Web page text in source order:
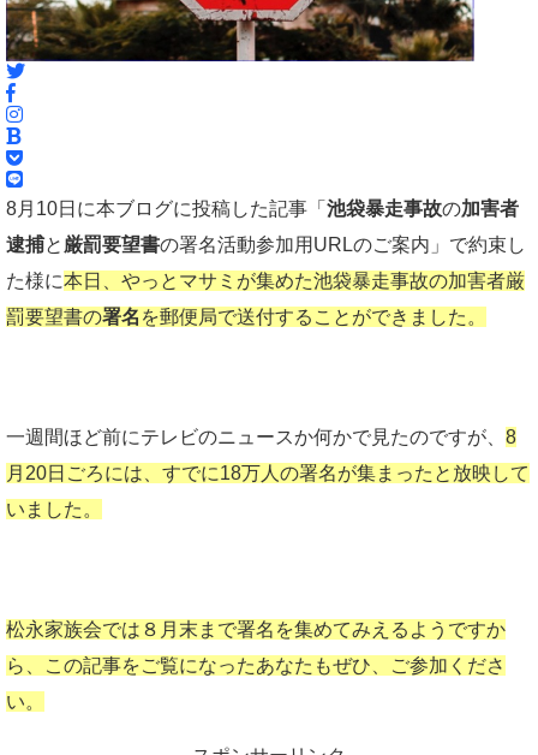
8月10日に本ブログに投稿した記事「 池袋暴走事故の加害者
逮捕と 厳罰要望書の署名活動参加用URLのご案内」で約束し
た様に本日、やっとマサミが集めた池袋暴走事故の加害者厳
罰要望書の署名 を郵便局で送付することができました。
一週間ほど前にテレビのニュースか何かで見たのですが、 8
月20日ごろには、すでに18万人の署名が集まったと放映して
いました。
松永家族会では８月末まで署名を集めてみえるようですか
ら、この記事をご覧になったあなたもぜひ、ご参加くださ
い。